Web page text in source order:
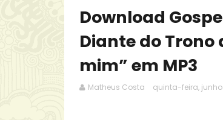
Download
Diante do Trono
mim” em MP3
Matheus Costa quinta-feira, junho